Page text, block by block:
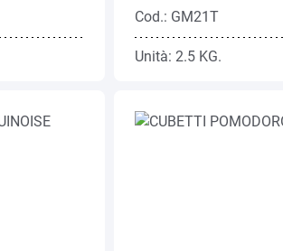
Cod.: GM21T
Unità: 2.5 KG.